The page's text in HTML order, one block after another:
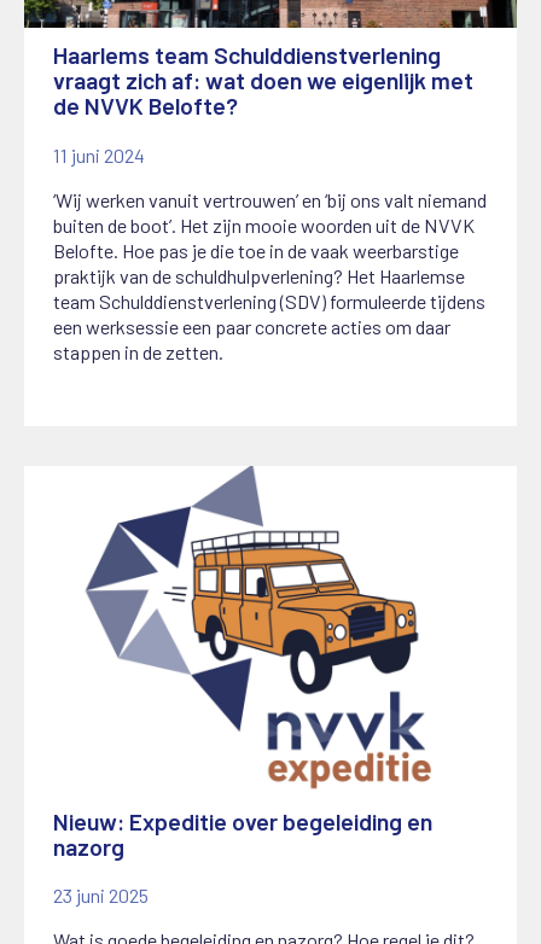
Haarlems team Schulddienstverlening
vraagt zich af: wat doen we eigenlijk met
de NVVK Belofte?
11 juni 2024
‘Wij werken vanuit vertrouwen’ en ‘bij ons valt niemand
buiten de boot’. Het zijn mooie woorden uit de NVVK
Belofte. Hoe pas je die toe in de vaak weerbarstige
praktijk van de schuldhulpverlening? Het Haarlemse
team Schulddienstverlening (SDV) formuleerde tijdens
een werksessie een paar concrete acties om daar
stappen in de zetten.
Nieuw: Expeditie over begeleiding en
nazorg
23 juni 2025